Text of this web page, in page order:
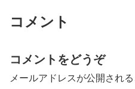
コメント
コメントをどうぞ
メールアドレスが公開され